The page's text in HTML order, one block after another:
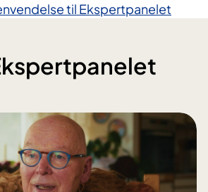
til Ekspertpanelet​